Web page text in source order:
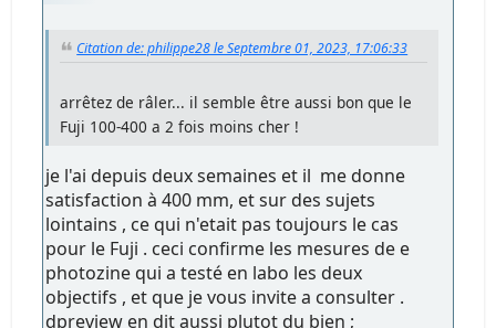
Citation de: philippe28 le Septembre 01, 2023, 17:06:33
arrêtez de râler... il semble être aussi bon que le
Fuji 100-400 a 2 fois moins cher !
je l'ai depuis deux semaines et il me donne
satisfaction à 400 mm, et sur des sujets
lointains , ce qui n'etait pas toujours le cas
pour le Fuji . ceci confirme les mesures de e
photozine qui a testé en labo les deux
objectifs , et que je vous invite a consulter .
dpreview en dit aussi plutot du bien ;